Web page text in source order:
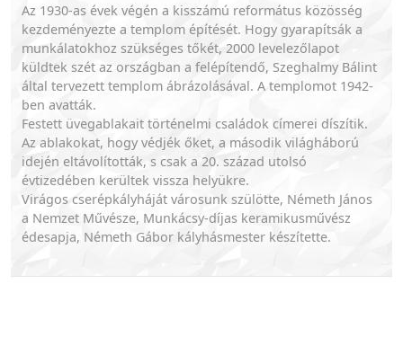
Az 1930-as évek végén a kisszámú református közösség
kezdeményezte a templom építését. Hogy gyarapítsák a
munkálatokhoz szükséges tőkét, 2000 levelezőlapot
küldtek szét az országban a felépítendő, Szeghalmy Bálint
által tervezett templom ábrázolásával. A templomot 1942-
ben avatták.
Festett üvegablakait történelmi családok címerei díszítik.
Az ablakokat, hogy védjék őket, a második világháború
idején eltávolították, s csak a 20. század utolsó
évtizedében kerültek vissza helyükre.
Virágos cserépkályháját városunk szülötte, Németh János
a Nemzet Művésze, Munkácsy-díjas keramikusművész
édesapja, Németh Gábor kályhásmester készítette.